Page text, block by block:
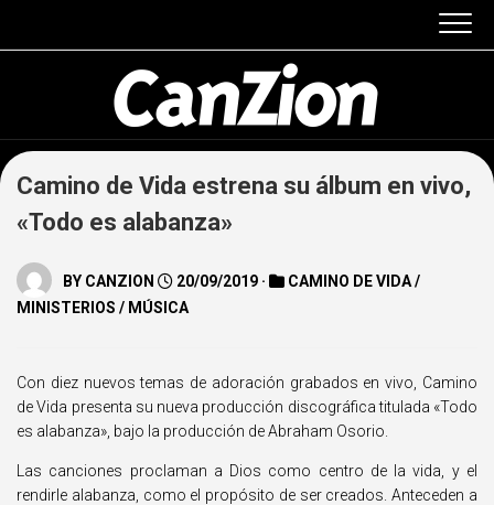
Camino de Vida estrena su álbum en vivo,
«Todo es alabanza»
BY CANZION 20/09/2019 · CAMINO DE VIDA/
MINISTERIOS / MÚSICA
Con diez nuevos temas de adoración grabados en vivo, Camino
de Vida presenta su nueva producción discográfica titulada «Todo
es alabanza» , bajo la producción deAbraham Osorio
Las canciones proclaman a Dios como centro de la vida, y el
rendirle alabanza, como el propósito de ser creados. Anteceden a